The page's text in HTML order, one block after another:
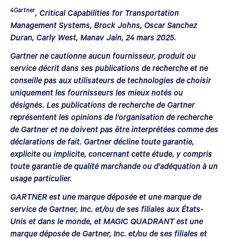
4Gartner, Critical Capabilities for Transportation
Management Systems, Brock Johns, Oscar Sanchez
Duran, Carly West, Manav Jain, 24 mars 2025.
Gartner ne cautionne aucun fournisseur, produit ou
service décrit dans ses publications de recherche et ne
conseille pas aux utilisateurs de technologies de choisir
uniquement les fournisseurs les mieux notés ou
désignés. Les publications de recherche de Gartner
représentent les opinions de l'organisation de recherche
de Gartner et ne doivent pas être interprétées comme des
déclarations de fait. Gartner décline toute garantie,
explicite ou implicite, concernant cette étude, y compris
toute garantie de qualité marchande ou d'adéquation à un
usage particulier.
GARTNER est une marque déposée et une marque de
service de Gartner, Inc. et/ou de ses filiales aux États-
Unis et dans le monde, et MAGIC QUADRANT est une
marque déposée de Gartner, Inc. et/ou de ses filiales et